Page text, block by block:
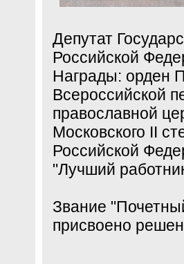
Депутат
Российской
Награды: орден
Всероссийской
православной
Московского II
Российской
"Лучший
Звание
присвоено